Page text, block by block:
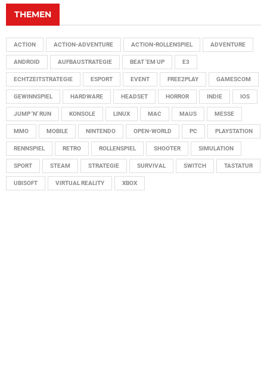
THEMEN
ACTION ACTION-ADVENTURE ACTION-ROLLENSPIEL ADVENTURE
ANDROID AUFBAUSTRATEGIE BEAT 'EM UP E3
ECHTZEITSTRATEGIE ESPORT EVENT FREE2PLAY GAMESCOM
GEWINNSPIEL HARDWARE HEADSET HORROR INDIE IOS
JUMP 'N' RUN KONSOLE LINUX MAC MAUS MESSE
MMO MOBILE NINTENDO OPEN-WORLD PC PLAYSTATION
RENNSPIEL RETRO ROLLENSPIEL SHOOTER SIMULATION
SPORT STEAM STRATEGIE SURVIVAL SWITCH TASTATUR
UBISOFT VIRTUAL REALITY XBOX